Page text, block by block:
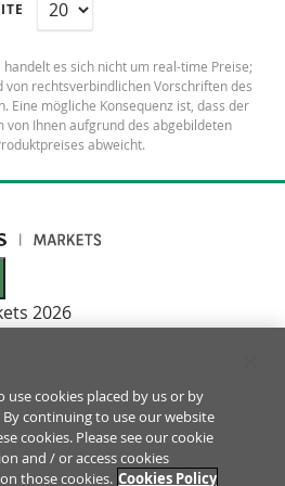
es sich nicht um real-time Preise;
von rechtsverbindlichen Vorschriften des
Eine mögliche Konsequenz ist, dass der
von Ihnen aufgrund des abgebildeten
abweicht.
2026
Rechtliche Hinweise
use cookies placed by us or by
continuing to use our website
cookies. Please see our cookie
and / or access cookies
those cookies. Cookies Policy